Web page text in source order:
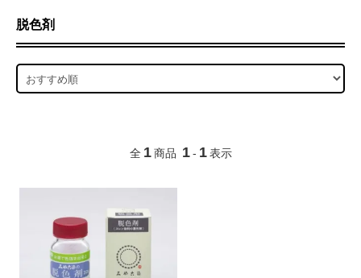
脱色剤
全 1 商品 1 - 1 表示